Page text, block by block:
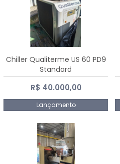
Chiller Qualiterme US 60 PD9
Standard
R$ 40.000,00
Lançamento